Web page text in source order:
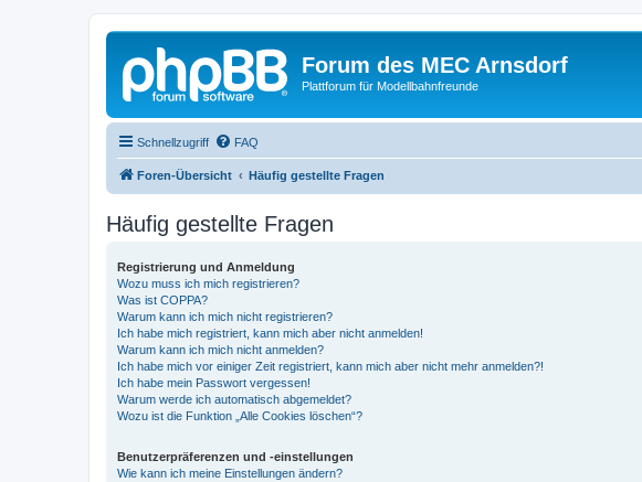
Forum des MEC Arnsdorf
Plattforum für Modellbahnfreunde
Schnellzugriff FAQ
Foren-Übersicht Häufig gestellte Fragen
Häufig gestellte Fragen
Registrierung und Anmeldung
Wozu muss ich mich registrieren?
Was ist COPPA?
Warum kann ich mich nicht registrieren?
Ich habe mich registriert, kann mich aber nicht anmelden!
Warum kann ich mich nicht anmelden?
Ich habe mich vor einiger Zeit registriert, kann mich aber nicht mehr anmelden?!
Ich habe mein Passwort vergessen!
Warum werde ich automatisch abgemeldet?
Wozu ist die Funktion „Alle Cookies löschen“?
Benutzerpräferenzen und -einstellungen
Wie kann ich meine Einstellungen ändern?